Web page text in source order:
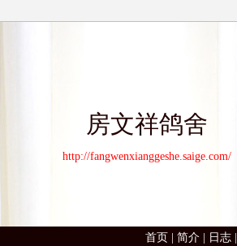
房文祥鸽舍
http://fangwenxianggeshe.saige.com/
首页 简介 日志